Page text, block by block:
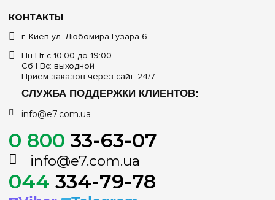
КОНТАКТЫ
г. Киев ул. Любомира Гузара 6
Пн-Пт с 10:00 до 19:00
Сб | Вс: выходной
Прием заказов через сайт: 24/7
СЛУЖБА ПОДДЕРЖКИ КЛИЕНТОВ:
info@e7.com.ua
0 800 33-63-07
info@e7.com.ua
044 334-79-78